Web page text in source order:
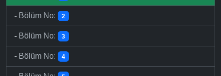
- Bölüm No: 2
- Bölüm No: 3
- Bölüm No: 4